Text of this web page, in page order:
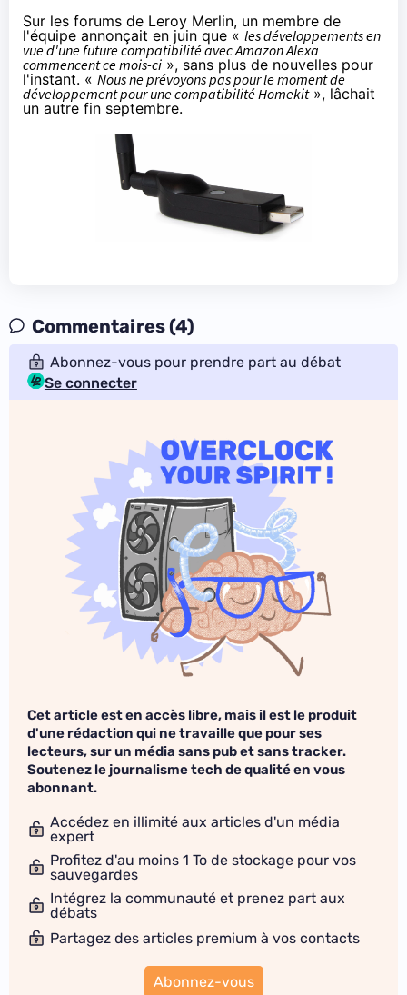
Sur les forums de Leroy Merlin, un membre de
l'équipe annonçait en juin que « les développements en
vue d'une future compatibilité avec Amazon Alexa
commencent ce mois-ci », sans plus de nouvelles pour
l'instant. « Nous ne prévoyons pas pour le moment de
développement pour une compatibilité Homekit», lâchait
un autre fin septembre.
Commentaires (4)
Abonnez-vous pour prendre part au débat
Se connecter
Cet article est en accès libre, mais il est le produit
d'une rédaction qui ne travaille que pour ses
lecteurs, sur un média sans pub et sans tracker.
Soutenez le journalisme tech de qualité en vous
abonnant.
Accédez en illimité aux articles d'un média
expert
Profitez d'au moins 1 To de stockage pour vos
sauvegardes
Intégrez la communauté et prenez part aux
débats
Partagez des articles premium à vos contacts
Abonnez-vous